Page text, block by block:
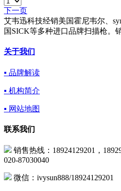
下一页
艾韦迅科技经销美国霍尼韦尔、
国SICK等多种进口品牌扫描枪。
关于我们
▪ 品牌解读
▪ 机构简介
▪ 网站地图
联系我们
销售热线：18924129201，
020-87030040
微信：ivysun888/18924129201